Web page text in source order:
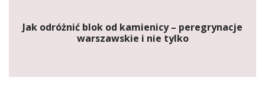
Jak odróżnić blok od kamienicy – peregrynacje
warszawskie i nie tylko